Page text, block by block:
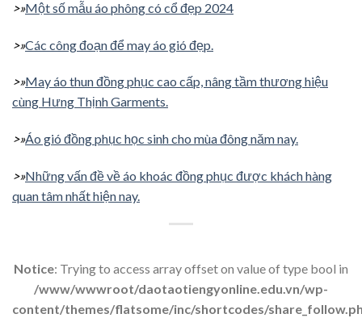
>»Một số mẫu áo phông có cổ đẹp 2024
>»Các công đoạn để may áo gió đẹp.
>»May áo thun đồng phục cao cấp, nâng tầm thương hiệu
cùng Hưng Thịnh Garments.
>»Áo gió đồng phục học sinh cho mùa đông năm nay.
>»Những vấn đề về áo khoác đồng phục được khách hàng
quan tâm nhất hiện nay.
Notice: Trying to access array offset on value of type bool in
/www/wwwroot/daotaotiengyonline.edu.vn/wp-
content/themes/flatsome/inc/shortcodes/